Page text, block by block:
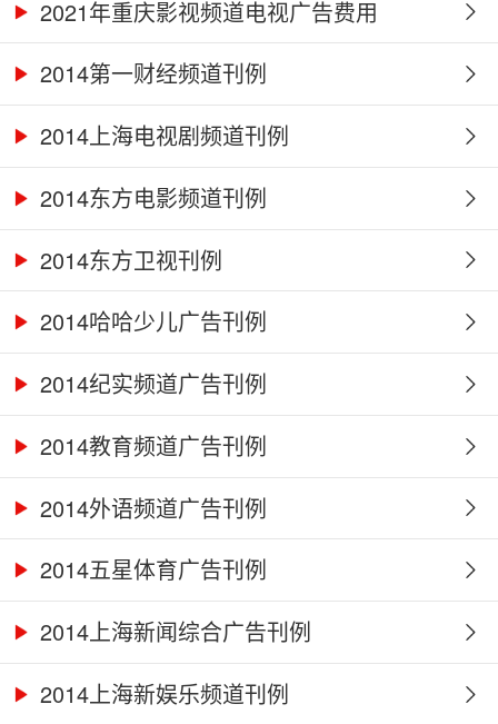
2021年重庆影视频道电视广告费用
2014第一财经频道刊例
2014上海电视剧频道刊例
2014东方电影频道刊例
2014东方卫视刊例
2014哈哈少儿广告刊例
2014纪实频道广告刊例
2014教育频道广告刊例
2014外语频道广告刊例
2014五星体育广告刊例
2014上海新闻综合广告刊例
2014上海新娱乐频道刊例